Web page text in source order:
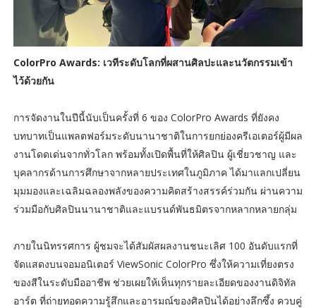
ColorPro Awards: เวทีระดับโลกที่ผสานศิลปะและนวัตกรรมเข้า
ไว้ด้วยกัน
การจัดงานในปีนี้นับเป็นครั้งที่ 6 ของ ColorPro Awards ที่ยังคง
บทบาทเป็นแพลตฟอร์มระดับนานาชาติในการยกย่องครีเอเตอร์ผู้มีผล
งานโดดเด่นจากทั่วโลก พร้อมทั้งเปิดพื้นที่ให้ศิลปิน ผู้เชี่ยวชาญ และ
บุคลากรด้านการศึกษาจากหลายประเทศในภูมิภาค ได้มาแลกเปลี่ยน
มุมมองและเฉลิมฉลองพลังของความคิดสร้างสรรค์ร่วมกัน ผ่านความ
ร่วมมือกับศิลปินนานาชาติและแบรนด์พันธมิตรจากหลากหลายกลุ่ม
ภายในนิทรรศการ ผู้ชมจะได้สัมผัสผลงานชนะเลิศ 100 อันดับแรกที่
จัดแสดงบนจอมอนิเตอร์ ViewSonic ColorPro ซึ่งให้ความเที่ยงตรง
ของสีในระดับมืออาชีพ ช่วยเผยให้เห็นทุกรายละเอียดของงานดิจิทัล
อาร์ต ที่ถ่ายทอดความรู้สึกและอารมณ์ของศิลปินได้อย่างลึกซึ้ง ควบคู่